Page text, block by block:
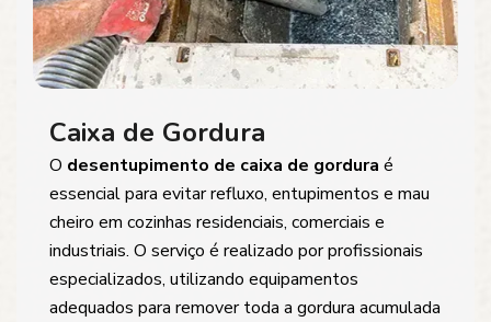
Caixa de Gordura
O desentupimento de caixa de gordura é
essencial para evitar refluxo, entupimentos e mau
cheiro em cozinhas residenciais, comerciais e
industriais. O serviço é realizado por profissionais
especializados, utilizando equipamentos
adequados para remover toda a gordura acumulada